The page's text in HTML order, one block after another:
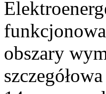
obszary